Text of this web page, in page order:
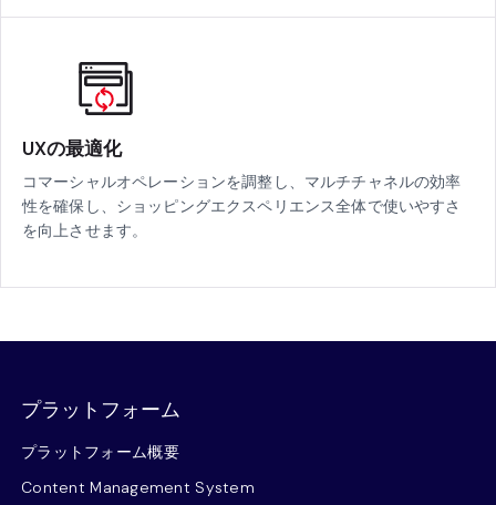
UXの最適化
コマーシャルオペレーションを調整し、マルチチャネルの効率
性を確保し、ショッピングエクスペリエンス全体で使いやすさ
を向上させます。
プラットフォーム
プラットフォーム概要
Content Management System